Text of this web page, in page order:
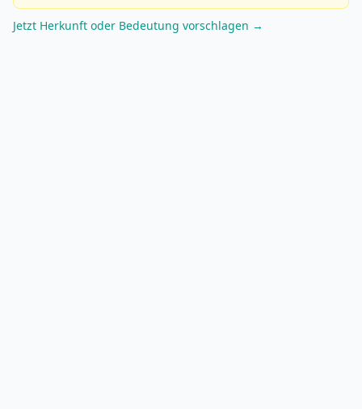
Jetzt Herkunft oder Bedeutung vorschlagen →